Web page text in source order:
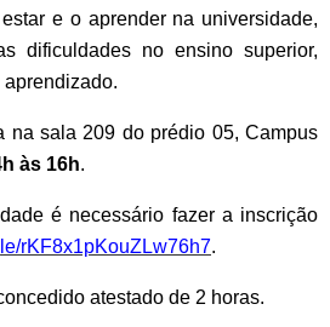
e o aprender na universidade,
dificuldades no ensino superior,
aprendizado.
na sala 209 do prédio 05, Campus
às 16h.
é necessário fazer a inscrição
rKF8x1pKouZLw76h7.
atestado de 2 horas.